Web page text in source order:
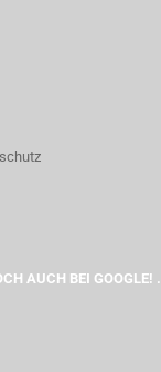
AUCH BEI